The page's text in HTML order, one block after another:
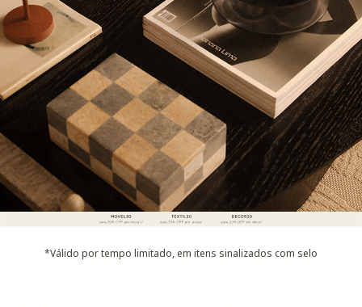
*Válido por tempo limitado, em itens sinalizados com selo